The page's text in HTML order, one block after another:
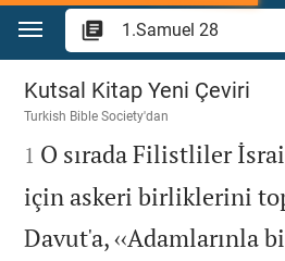
İçeriğe atla
1.Samuel 28
Kutsal Kitap Yeni Çeviri
Turkish Bible Society'dan

1 O sırada Filistliler
için askeri birliklerini
Davut'a, ‹‹Adamlarınla